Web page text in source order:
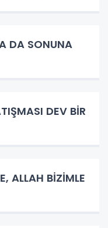
DA SONUNA
DEV BİR
ALLAH BİZİMLE